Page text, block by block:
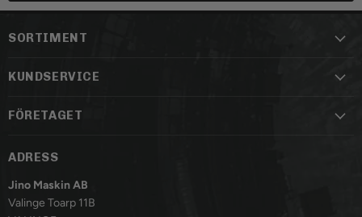
SORTIMENT
KUNDSERVICE
FÖRETAGET
ADRESS
Jino Maskin AB
Valinge Toarp 11B